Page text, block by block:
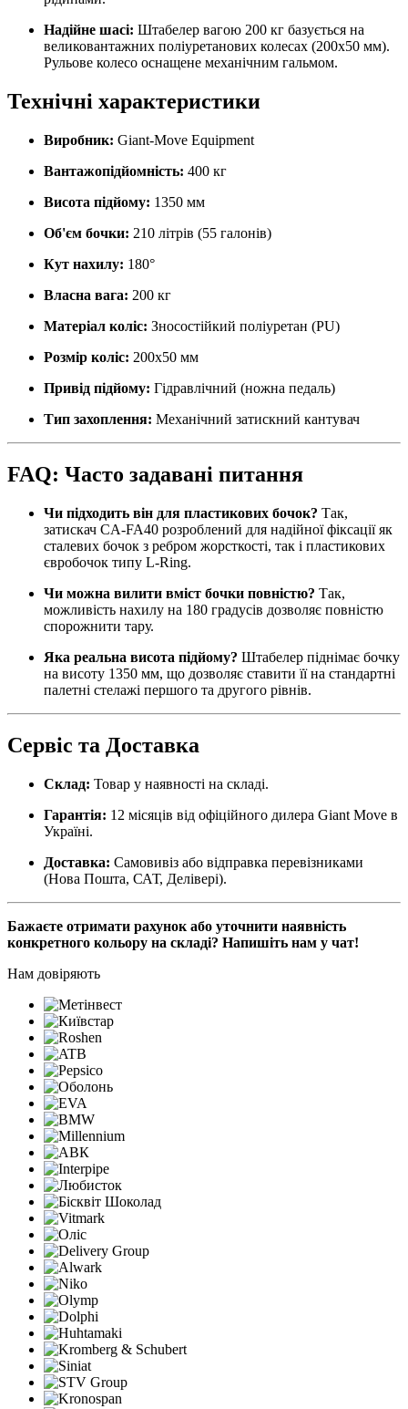
Надійне шасі: Штабелер вагою 200 кг базується на
великовантажних поліуретанових колесах (200х50 мм).
Рульове колесо оснащене механічним гальмом.
Технічні характеристики
Виробник: Giant-Move Equipment
Вантажопідйомність: 400 кг
Висота підйому: 1350 мм
Об'єм бочки: 210 літрів (55 галонів)
Кут нахилу: 180°
Власна вага: 200 кг
Матеріал коліс: Зносостійкий поліуретан (PU)
Розмір коліс: 200х50 мм
Привід підйому: Гідравлічний (ножна педаль)
Тип захоплення: Механічний затискний кантувач
FAQ: Часто задавані питання
Чи підходить він для пластикових бочок? Так,
затискач CA-FA40 розроблений для надійної фіксації як
сталевих бочок з ребром жорсткості, так і пластикових
євробочок типу L-Ring.
Чи можна вилити вміст бочки повністю? Так,
можливість нахилу на 180 градусів дозволяє повністю
спорожнити тару.
Яка реальна висота підйому? Штабелер піднімає бочку
на висоту 1350 мм, що дозволяє ставити її на стандартні
палетні стелажі першого та другого рівнів.
Сервіс та Доставка
Склад: Товар у наявності на складі.
Гарантія: 12 місяців від офіційного дилера Giant Move в
Україні.
Доставка: Самовивіз або відправка перевізниками
(Нова Пошта, САТ, Делівері).
Бажаєте отримати рахунок або уточнити наявність
конкретного кольору на складі? Напишіть нам у чат!
Нам довіряють